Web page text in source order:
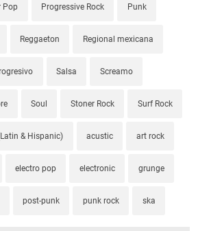
Pop Progressive Rock Punk
Reggaeton Regional mexicana
Salsa Screamo
Soul Stoner Rock Surf Rock
& Hispanic) acustic art rock
electro pop electronic grunge
post-punk punk rock ska